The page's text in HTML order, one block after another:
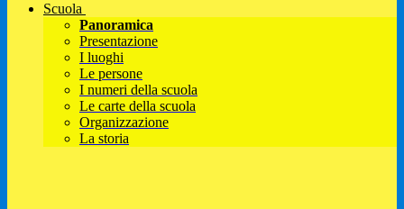
Scuola
Panoramica
Presentazione
I luoghi
Le persone
I numeri della scuola
Le carte della scuola
Organizzazione
La storia